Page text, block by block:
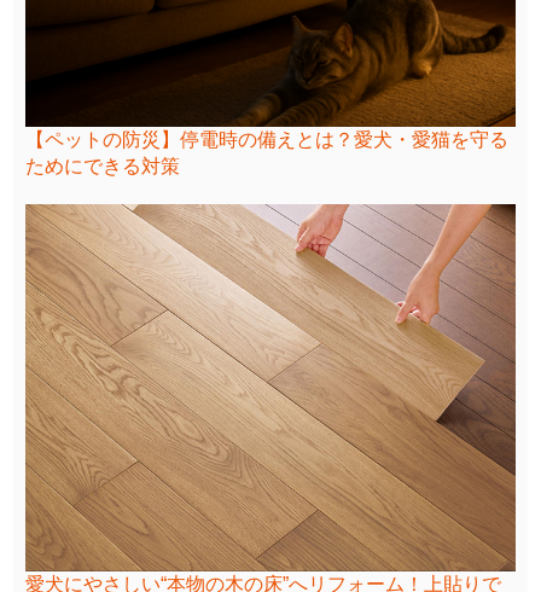
【ペットの防災】停電時の備えとは？愛犬・愛猫を守る
ためにできる対策
愛犬にやさしい“本物の木の床”へリフォーム！上貼りで